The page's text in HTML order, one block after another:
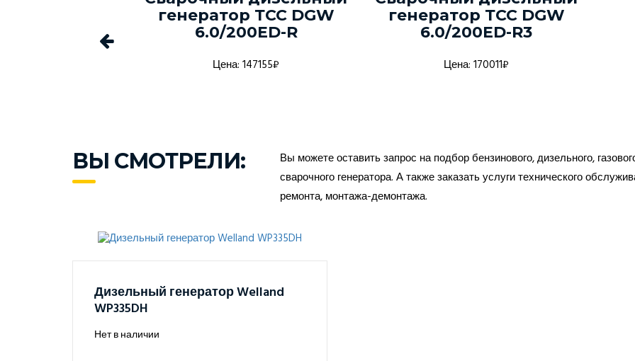
генератор ТСС DGW
6.0/200ED-R
Цена: 147155₽
генератор ТСС DGW
6.0/200ED-R3
Цена: 170011₽
ВЫ СМОТРЕЛИ:
Вы можете оставить запрос на подбор бензинового, дизельного,
сварочного генератора. А также заказать услуги технического
ремонта, монтажа-демонтажа.
Дизельный генератор Welland
WP335DH
Нет в наличии